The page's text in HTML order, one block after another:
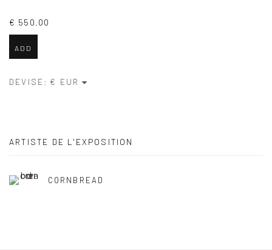
€ 550.00
ADD
DEVISE:
ARTISTE DE L'EXPOSITION
CORNBREAD